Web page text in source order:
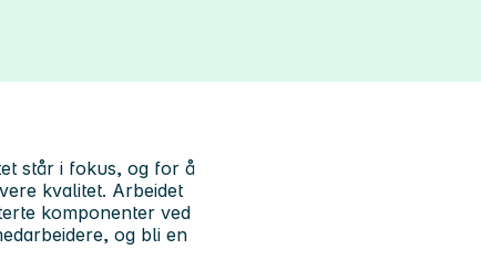
står i fokus, og for å
kvalitet. Arbeidet
komponenter ved
og bli en